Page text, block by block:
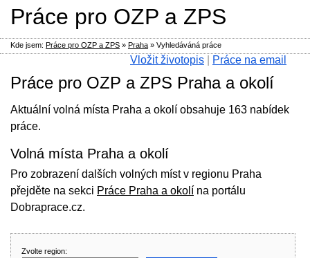
Práce pro OZP a ZPS Praha a okolí
Aktuální volná místa Praha a okolí obsahuje 163 nabídek
práce.
Volná místa Praha a okolí
Pro zobrazení dalších volných míst v regionu Praha
přejděte na sekci Práce Praha a okolí na portálu
Dobraprace.cz.
Zvolte region:
Práce pro OZP a ZPS
Vložit životopis Práce na email
Kde jsem: Práce pro OZP a ZPS » Praha » Vyhledáváná práce